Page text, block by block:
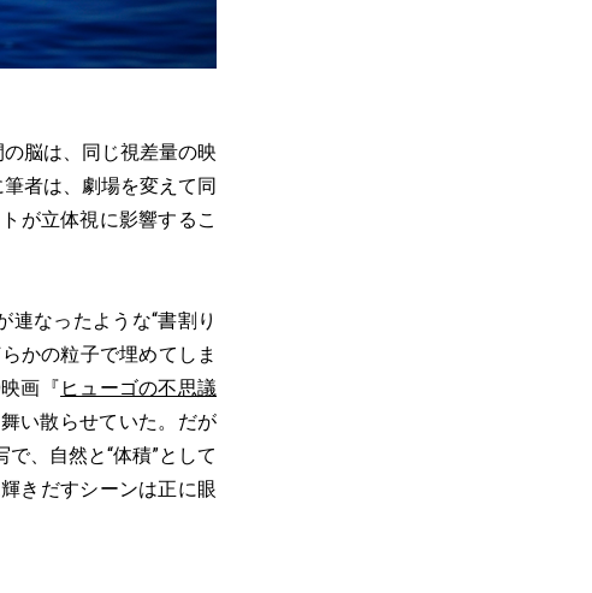
脳は、同じ視差量の映
者は、劇場を変えて同
が立体視に影響するこ
なったような“書割り
かの粒子で埋めてしま
画『 ヒューゴの不思議
い散らせていた。だが
、自然と“体積”として
きだすシーンは正に眼